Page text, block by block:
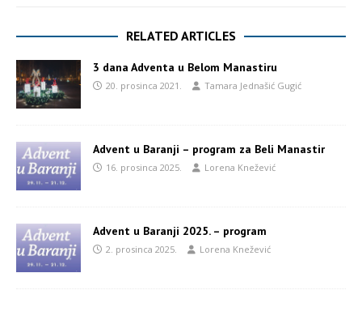
RELATED ARTICLES
3 dana Adventa u Belom Manastiru
20. prosinca 2021. Tamara Jednašić Gugić
Advent u Baranji – program za Beli Manastir
16. prosinca 2025. Lorena Knežević
Advent u Baranji 2025. – program
2. prosinca 2025. Lorena Knežević